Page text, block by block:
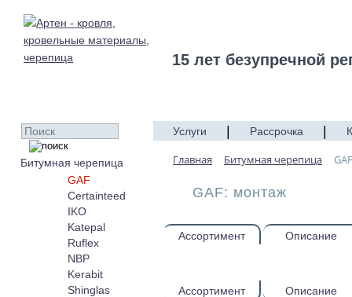
15 лет безупречной
Битумная черепица
GAF
Certainteed
IKO
Katepal
Ruflex
NBP
Kerabit
Shinglas
Услуги Рассрочка
Главная Битумная черепица GAF
GAF: монтаж
Ассортимент Описание
Ассортимент Описание